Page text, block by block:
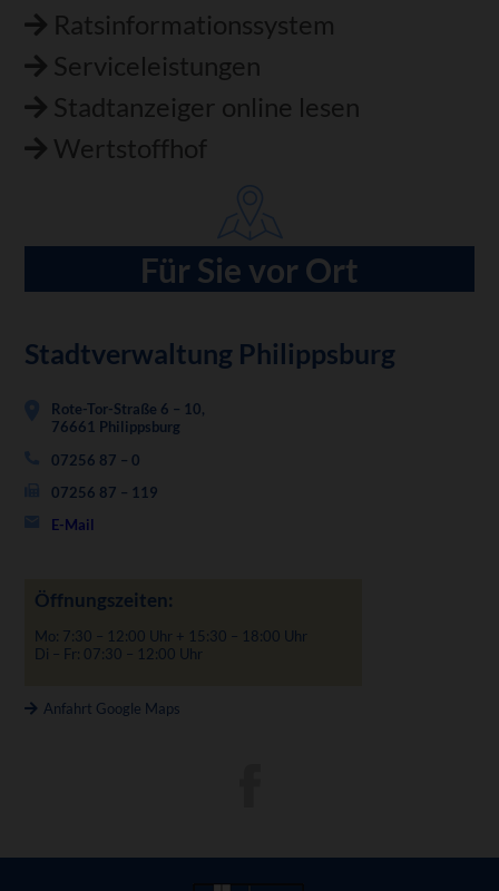
Ratsinformationssystem
Serviceleistungen
Stadtanzeiger online lesen
Wertstoffhof
Für Sie vor Ort
Stadtverwaltung Philippsburg
Rote-Tor-Straße 6 – 10,
76661 Philippsburg
07256 87 – 0
07256 87 – 119
E-Mail
Öffnungszeiten:
Mo: 7:30 – 12:00 Uhr + 15:30 – 18:00 Uhr
Di – Fr: 07:30 – 12:00 Uhr
Anfahrt Google Maps